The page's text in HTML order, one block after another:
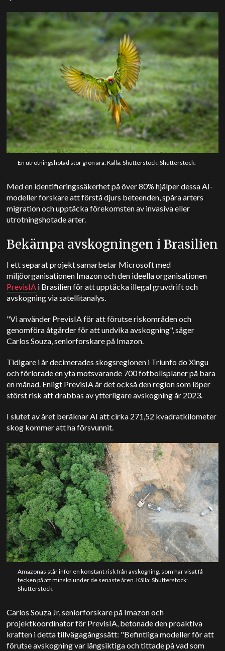
En utrotningshotad stor grön ara. Källa: Shutterstock: Shutterstock.
Med en identifieringssäkerhet på över 80% hjälper dessa AI-
modeller forskare att förstå djurs beteenden, spåra arters
migration och upptäcka förekomsten av invasiva eller
utrotningshotade arter.
Bekämpa avskogningen i Brasilien
I ett separat projekt samarbetar Microsoft med
miljöorganisationen Imazon och den ideella organisationen
PrevisIA i Brasilien för att upptäcka illegal gruvdrift och
avskogning via satellitanalys.
"Vi använder PrevisIA för att förutse riskområden och
genomföra åtgärder för att undvika avskogning", säger
Carlos Souza, seniorforskare på Imazon.
Tidigare i år decimerades skogsregionen i Triunfo do Xingu
och förlorade en yta motsvarande 700 fotbollsplaner på bara
en månad. Enligt PrevisIA är det också den region som löper
störst risk att drabbas av ytterligare avskogning år 2023.
I slutet av året beräknar AI att cirka 271,52 kvadratkilometer
skog kommer att ha försvunnit.
Amazonas står inför en konstant risk från avskogning, som har visat få
tecken på att minska under de senaste åren. Källa: Shutterstock:
Shutterstock.
Carlos Souza Jr, seniorforskare på Imazon och
projektkoordinator för PrevisIA, betonade den proaktiva
kraften i detta tillvägagångssätt: "Befintliga modeller för att
förutse avskogning var långsiktiga och tittade på vad som